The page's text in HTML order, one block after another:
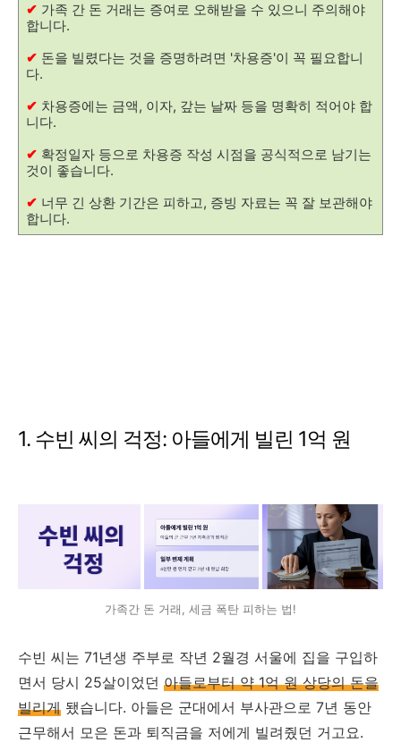
✔ 가족 간 돈 거래는 증여로 오해받을 수 있으니 주의해야
합니다.
✔ 돈을 빌렸다는 것을 증명하려면 '차용증'이 꼭 필요합니
다.
✔ 차용증에는 금액, 이자, 갚는 날짜 등을 명확히 적어야 합
니다.
✔ 확정일자 등으로 차용증 작성 시점을 공식적으로 남기는
것이 좋습니다.
✔ 너무 긴 상환 기간은 피하고, 증빙 자료는 꼭 잘 보관해야
합니다.
1. 수빈 씨의 걱정: 아들에게 빌린 1억 원
가족간 돈 거래, 세금 폭탄 피하는 법!
수빈 씨는 71년생 주부로 작년 2월경 서울에 집을 구입하
면서 당시 25살이었던 아들로부터 약 1억 원 상당의 돈을
빌리게 됐습니다. 아들은 군대에서 부사관으로 7년 동안
근무해서 모은 돈과 퇴직금을 저에게 빌려줬던 거고요.